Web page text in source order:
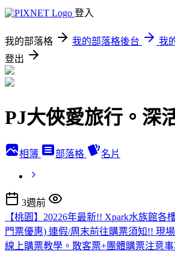
登入
我的部落格 我的部落格後台
我
登出
PJ大俠愛旅行。深
相簿 部落格 名片
3週前
【桃園】20226年最新!! Xpark水族館各
門票優惠) 連假/周末前往購票須知!! 現
線上購票教學。散客票+團體購票注意